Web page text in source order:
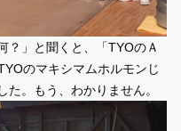
？」と聞くと、「TYOのＡ
のマキシマムホルモンじ
。もう、わかりません。